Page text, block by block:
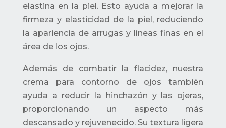
elastina en la piel. Esto ayuda a mejorar la
firmeza y elasticidad de la piel, reduciendo
la apariencia de arrugas y líneas finas en el
área de los ojos.
Además de combatir la flacidez, nuestra
crema para contorno de ojos también
ayuda a reducir la hinchazón y las ojeras,
proporcionando un aspecto más
descansado y rejuvenecido. Su textura ligera